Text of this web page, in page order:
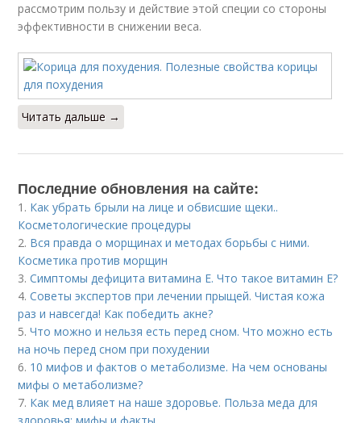
рассмотрим пользу и действие этой специи со стороны
эффективности в снижении веса.
Читать дальше →
Последние обновления на сайте:
1. Как убрать брыли на лице и обвисшие щеки..
Косметологические процедуры
2. Вся правда о морщинах и методах борьбы с ними.
Косметика против морщин
3.Симптомы дефицита витамина E. Что такое витамин Е?
4.Советы экспертов при лечении прыщей. Чистая кожа
раз и навсегда! Как победить акне?
5.Что можно и нельзя есть перед сном. Что можно есть
на ночь перед сном при похудении
6. 10 мифов и фактов о метаболизме. На чем основаны
мифы о метаболизме?
7. Как мед влияет на наше здоровье. Польза меда для